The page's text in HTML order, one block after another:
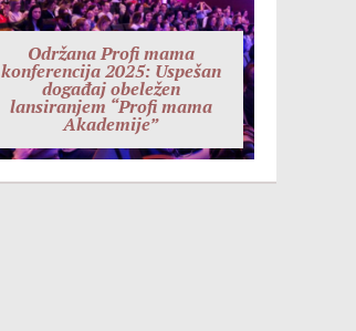
Održana Profi mama
konferencija 2025: Uspešan
događaj obeležen
lansiranjem “Profi mama
Akademije”